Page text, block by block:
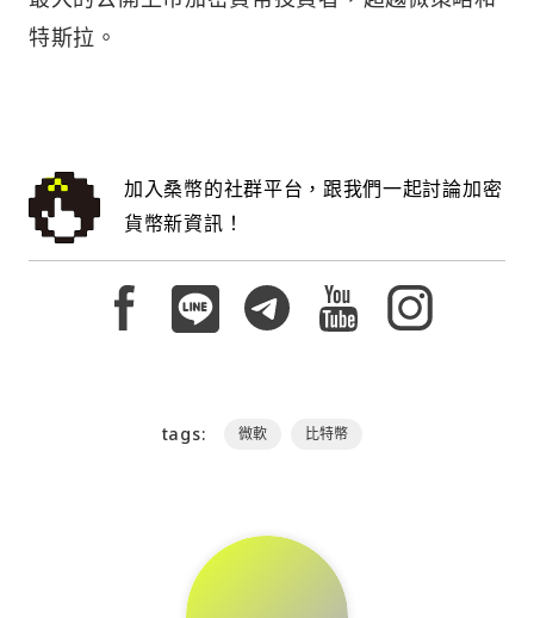
特斯拉。
加入桑幣的社群平台，跟我們一起討論加密
貨幣新資訊！
tags: 微軟 比特幣